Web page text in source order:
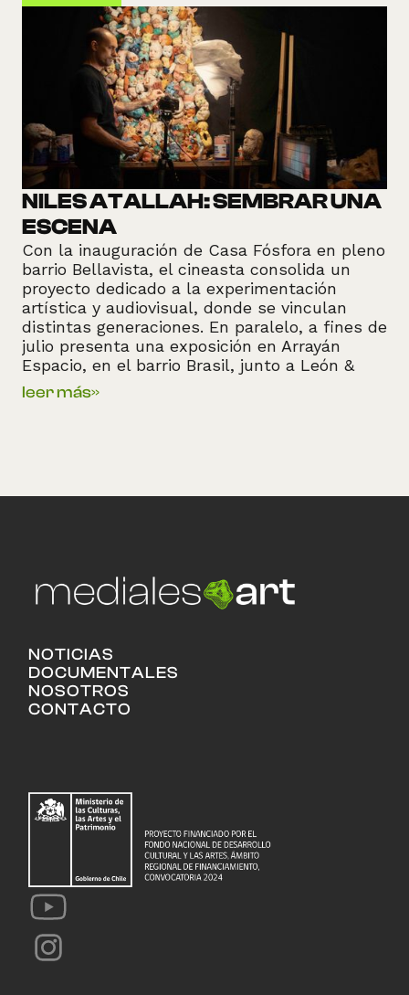
NILES ATALLAH: SEMBRAR UNA
ESCENA
Con la inauguración de Casa Fósfora en pleno
barrio Bellavista, el cineasta consolida un
proyecto dedicado a la experimentación
artística y audiovisual, donde se vinculan
distintas generaciones. En paralelo, a fines de
julio presenta una exposición en Arrayán
Espacio, en el barrio Brasil, junto a León &
Cociña y otros artistas; continúa exhibiendo
su cortometraje Merrimundi y trabajando en
leer más»
NOTICIAS
DOCUMENTALES
NOSOTROS
CONTACTO